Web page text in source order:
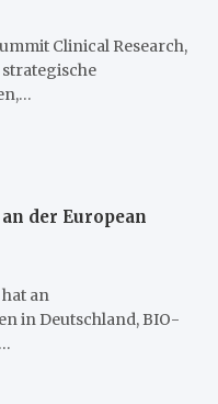
Clinical Research,
der European
hat an
in Deutschland, BIO-